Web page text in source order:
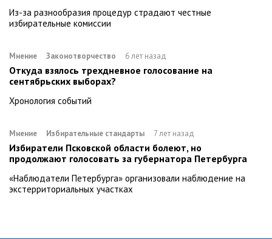
Из-за разнообразия процедур страдают честные
избирательные комиссии
Мнение Законотворчество 6 лет назад
Откуда взялось трехдневное голосование на
сентябрьских выборах?
Хронология событий
Мнение Избирательные стандарты 7 лет назад
Избиратели Псковской области болеют, но
продолжают голосовать за губернатора Петербурга
«Наблюдатели Петербурга» организовали наблюдение на
экстерриториальных участках